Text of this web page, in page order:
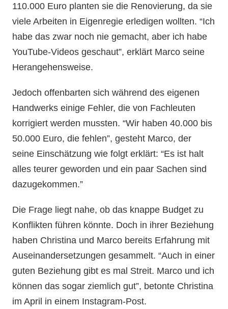
110.000 Euro planten sie die Renovierung, da sie
viele Arbeiten in Eigenregie erledigen wollten. “Ich
habe das zwar noch nie gemacht, aber ich habe
YouTube-Videos geschaut”, erklärt Marco seine
Herangehensweise.
Jedoch offenbarten sich während des eigenen
Handwerks einige Fehler, die von Fachleuten
korrigiert werden mussten. “Wir haben 40.000 bis
50.000 Euro, die fehlen”, gesteht Marco, der
seine Einschätzung wie folgt erklärt: “Es ist halt
alles teurer geworden und ein paar Sachen sind
dazugekommen.”
Die Frage liegt nahe, ob das knappe Budget zu
Konflikten führen könnte. Doch in ihrer Beziehung
haben Christina und Marco bereits Erfahrung mit
Auseinandersetzungen gesammelt. “Auch in einer
guten Beziehung gibt es mal Streit. Marco und ich
können das sogar ziemlich gut”, betonte Christina
im April in einem Instagram-Post.